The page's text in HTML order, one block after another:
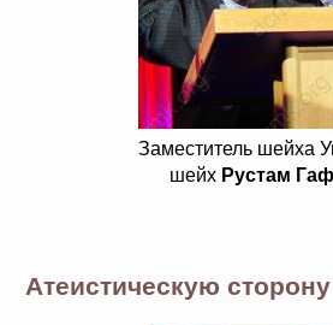
Заместитель шейха
шейх Рустам
Атеистическую